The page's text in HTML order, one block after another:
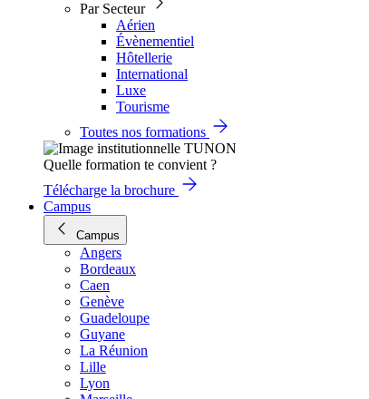
Par Secteur
Aérien
Évènementiel
Hôtellerie
International
Luxe
Tourisme
Toutes nos formations
Quelle formation te convient ?
Télécharge la brochure
Campus
Campus
Angers
Bordeaux
Caen
Genève
Guadeloupe
Guyane
La Réunion
Lille
Lyon